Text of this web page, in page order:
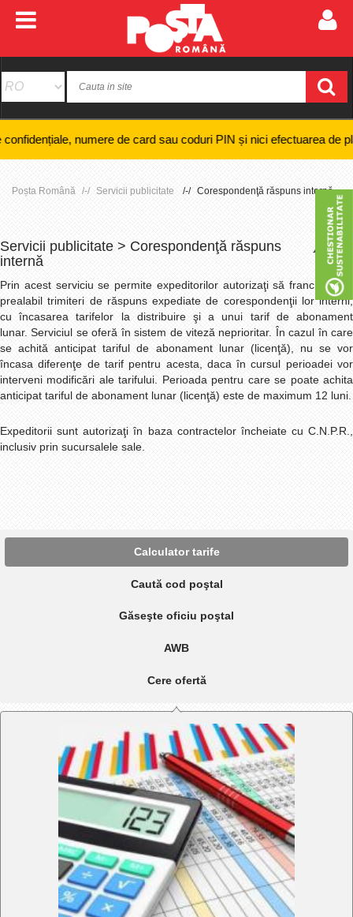
de card sau coduri PIN și nici efectuarea de plăți online ale
Poșta Română Servicii publicitate Corespondenţă răspuns internă
Servicii publicitate > Corespondenţă răspuns
internă
+
Prin acest serviciu se permite expeditorilor autorizaţi să francheze în
prealabil trimiteri de răspuns expediate de corespondenţii lor interni,
cu încasarea tarifelor la distribuire şi a unui tarif de abonament
lunar. Serviciul se oferă în sistem de viteză neprioritar. În cazul în care
se achită anticipat tariful de abonament lunar (licenţă), nu se vor
încasa diferenţe de tarif pentru acesta, daca în cursul perioadei vor
interveni modificări ale tarifului. Perioada pentru care se poate achita
anticipat tariful de abonament lunar (licenţă) este de maximum 12 luni.
Expeditorii sunt autorizaţi în baza contractelor încheiate cu C.N.P.R.,
inclusiv prin sucursalele sale.
Calculator tarife
Caută cod poştal
Găseşte oficiu poştal
AWB
Cere ofertă